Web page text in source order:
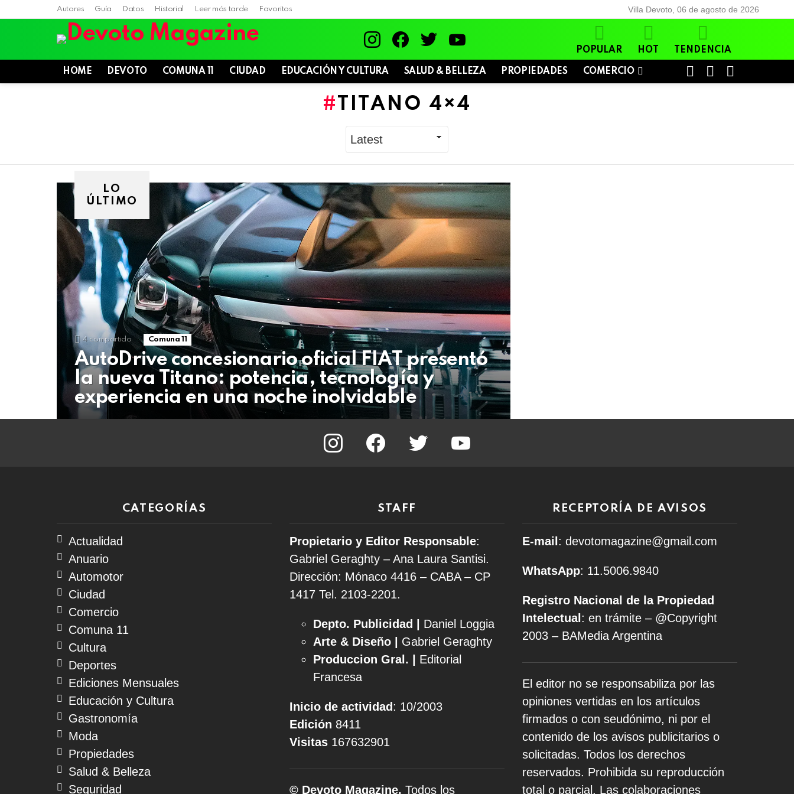
Autores Guía Datos Historial Leer más tarde Favoritos Villa Devoto, 06 de agosto de 2026
POPULAR HOT TENDENCIA
HOME DEVOTO COMUNA 11 CIUDAD EDUCACIÓN Y CULTURA SALUD & BELLEZA PROPIEDADES COMERCIO
SWITCH
TITANO 4×4
LO
ÚLTIMO
4 compartido Comuna 11
AutoDrive concesionario oficial FIAT presentó
la nueva Titano: potencia, tecnología y
experiencia en una noche inolvidable
instagram facebook twitter
CATEGORÍAS
Actualidad
Anuario
Automotor
Ciudad
Comercio
Comuna 11
Cultura
Deportes
Ediciones Mensuales
Educación y Cultura
Gastronomía
Moda
Propiedades
Salud & Belleza
Seguridad
STAFF
Propietario y Editor Responsable:
Gabriel Geraghty – Ana Laura Santisi.
Dirección: Mónaco 4416 – CABA – CP
1417 Tel. 2103-2201.
Depto. Publicidad |
Daniel Loggia
Arte & Diseño | Gabriel Geraghty
Produccion Gral. |
Editorial
Francesa
Inicio de actividad : 10/2003
Edición 8411
Visitas 167632901
© Devoto Magazine. Todos los
RECEPTORÍA DE AVISOS
E-mail : devotomagazine@gmail.com
WhatsApp: 11.5006.9840
Registro Nacional de la Propiedad
Intelectual : en trámite – @Copyright
2003 – BAMedia Argentina
El editor no se responsabiliza por las
opiniones vertidas en los artículos
firmados o con seudónimo, ni por el
contenido de los avisos publicitarios o
solicitadas. Todos los derechos
reservados. Prohibida su reproducción
total o parcial. Las colaboraciones
Villa
Devoto,
06
de
agosto
de
2026